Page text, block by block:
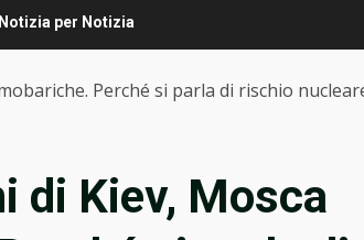
Notizia per Notizia
Perché si parla di rischio
di Kiev, Mosca